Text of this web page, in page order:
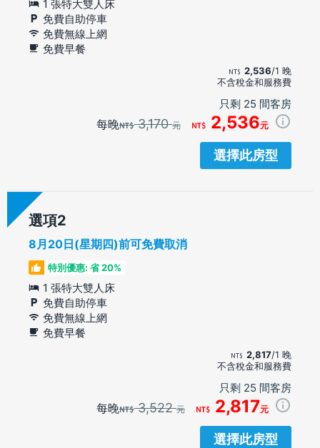
1 張特大雙人床
免費自助停車
免費無線上網
免費早餐
2,536/1 晚
不含稅金和服務費
只剩 25 間客房
每晚 3,170元 2,536元
選擇此房型
選項
8月20日(星期四)前可免費取消
特別優惠: 省 20%
1 張特大雙人床
免費自助停車
免費無線上網
免費早餐
2,817/1 晚
不含稅金和服務費
只剩 25 間客房
每晚 3,522元 2,817元
選擇此房型